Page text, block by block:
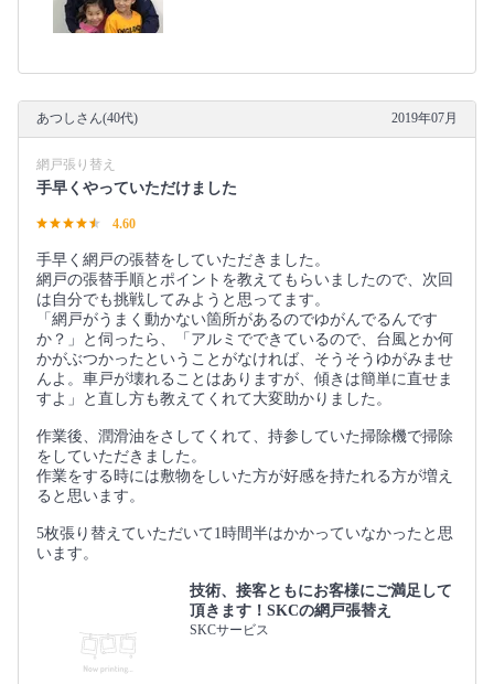
あつしさん(40代) 2019年07月
網戸張り替え
手早くやっていただけました
4.60
手早く網戸の張替をしていただきました。
網戸の張替手順とポイントを教えてもらいましたので、次回
は自分でも挑戦してみようと思ってます。
「網戸がうまく動かない箇所があるのでゆがんでるんです
か？」と伺ったら、「アルミでできているので、台風とか何
かがぶつかったということがなければ、そうそうゆがみませ
んよ。車戸が壊れることはありますが、傾きは簡単に直せま
すよ」と直し方も教えてくれて大変助かりました。
作業後、潤滑油をさしてくれて、持参していた掃除機で掃除
をしていただきました。
作業をする時には敷物をしいた方が好感を持たれる方が増え
ると思います。
5枚張り替えていただいて1時間半はかかっていなかったと思
います。
技術、接客ともにお客様にご満足して
頂きます！SKCの網戸張替え
SKCサービス